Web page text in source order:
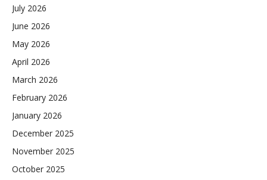
July 2026
June 2026
May 2026
April 2026
March 2026
February 2026
January 2026
December 2025
November 2025
October 2025